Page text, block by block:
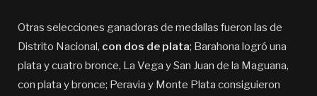
Otras selecciones ganadoras de medallas fueron las de
Distrito Nacional, con dos de plata; Barahona logró una
plata y cuatro bronce, La Vega y San Juan de la Maguana,
con plata y bronce; Peravia y Monte Plata consiguieron